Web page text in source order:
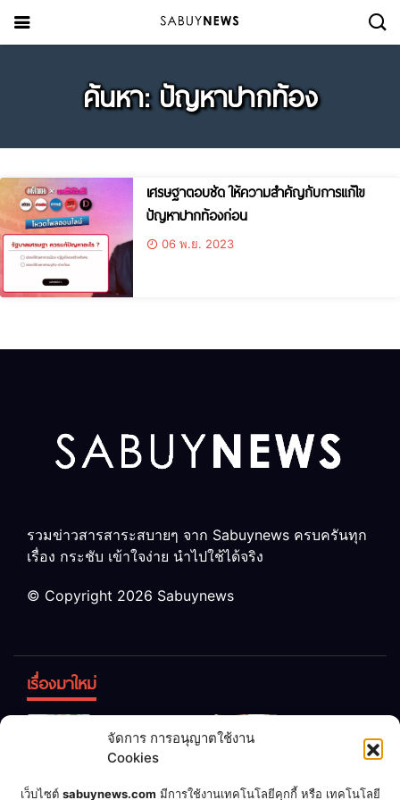
จัดการ การอนุญาตใช้งาน
Cookies
เว็บไซต์ sabuynews.com มีการใช้งานเทคโนโลยีคุกกี้ หรือ เทคโนโลยี
ค้นหา: ปัญหาปากท้อง
เศรษฐาตอบชัด ให้ความสำคัญกับการแก้ไข
ปัญหาปากท้องก่อน
06 พ.ย. 2023
รวมข่าวสารสาระสบายๆ จาก Sabuynews ครบครันทุก
เรื่อง กระชับ เข้าใจง่าย นำไปใช้ได้จริง
© Copyright 2026 Sabuynews
เรื่องมาใหม่
ทิ้ง! เปลี่ยน
เป็น “ปุ๋ย
จุลินทรีย์”
หญิง 12 ขวบ
แต่งงานกับ
เชื่อพ่อแล้ว เจ้าของคาร์